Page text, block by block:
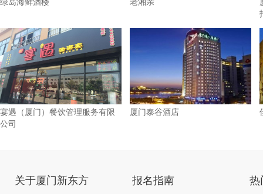
宴遇（厦门）餐饮管理服务有限
公司
厦门泰谷酒店
关于厦门新东方 报名指南 热